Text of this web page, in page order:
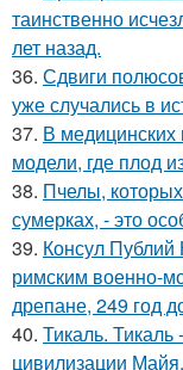
таинственно
лет назад.
36. Сдвиги
уже случались в
37. В медицинских
модели, где плод
38. Пчелы,
сумерках, - это
39. Консул
римским военно-
дрепане, 249 год
40. Тикаль. Тикаль
цивилизации